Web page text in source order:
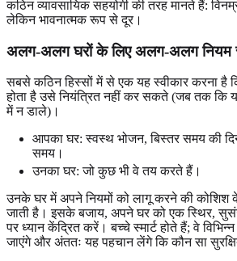
कठिन व्यावसायिक सहयोगी की तरह मानते हैं:
लेकिन भावनात्मक रूप से दूर।
अलग-अलग घरों के लिए अलग-अलग नियम
सबसे कठिन हिस्सों में से एक यह स्वीकार करना है
होता है उसे नियंत्रित नहीं कर सकते (जब तक कि
में न डाले)।
आपका घर: स्वस्थ भोजन, बिस्तर समय की
समय।
उनका घर: जो कुछ भी वे तय करते हैं।
उनके घर में अपने नियमों को लागू करने की
जाती है। इसके बजाय, अपने घर को एक स्थिर,
पर ध्यान केंद्रित करें। बच्चे स्मार्ट होते हैं; वे
जाएंगे और अंततः यह पहचान लेंगे कि कौन सा